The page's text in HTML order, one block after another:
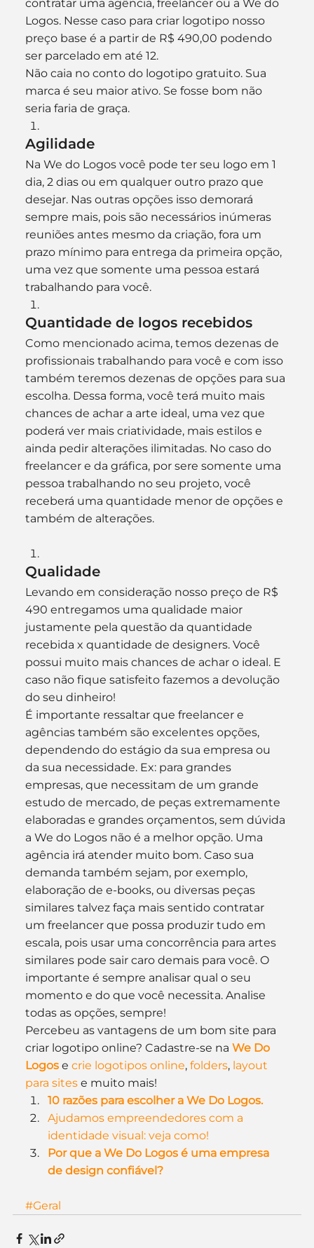
contratar uma agência, freelancer ou a We do
Logos. Nesse caso para criar logotipo nosso
preço base é a partir de R$ 490,00 podendo
ser parcelado em até 12.
Não caia no conto do logotipo gratuito. Sua
marca é seu maior ativo. Se fosse bom não
seria faria de graça.
Agilidade
Na We do Logos você pode ter seu logo em 1
dia, 2 dias ou em qualquer outro prazo que
desejar. Nas outras opções isso demorará
sempre mais, pois são necessários inúmeras
reuniões antes mesmo da criação, fora um
prazo mínimo para entrega da primeira opção,
uma vez que somente uma pessoa estará
trabalhando para você.
Quantidade de logos recebidos
Como mencionado acima, temos dezenas de
profissionais trabalhando para você e com isso
também teremos dezenas de opções para sua
escolha. Dessa forma, você terá muito mais
chances de achar a arte ideal, uma vez que
poderá ver mais criatividade, mais estilos e
ainda pedir alterações ilimitadas. No caso do
freelancer e da gráfica, por sere somente uma
pessoa trabalhando no seu projeto, você
receberá uma quantidade menor de opções e
também de alterações.
Qualidade
Levando em consideração nosso preço de R$
490 entregamos uma qualidade maior
justamente pela questão da quantidade
recebida x quantidade de designers. Você
possui muito mais chances de achar o ideal. E
caso não fique satisfeito fazemos a devolução
do seu dinheiro!
É importante ressaltar que freelancer e
agências também são excelentes opções,
dependendo do estágio da sua empresa ou
da sua necessidade. Ex: para grandes
empresas, que necessitam de um grande
estudo de mercado, de peças extremamente
elaboradas e grandes orçamentos, sem dúvida
a We do Logos não é a melhor opção. Uma
agência irá atender muito bom. Caso sua
demanda também sejam, por exemplo,
elaboração de e-books, ou diversas peças
similares talvez faça mais sentido contratar
um freelancer que possa produzir tudo em
escala, pois usar uma concorrência para artes
similares pode sair caro demais para você. O
importante é sempre analisar qual o seu
momento e do que você necessita. Analise
todas as opções, sempre!
Percebeu as vantagens de um bom site para
criar logotipo online? Cadastre-se na We Do
Logos e crie logotipos online, folders, layout
para sites e muito mais!
10 razões para escolher a We Do Logos.
Ajudamos empreendedores com a
identidade visual: veja como!
Por que a We Do Logos é uma empresa
de design confiável?
#Geral